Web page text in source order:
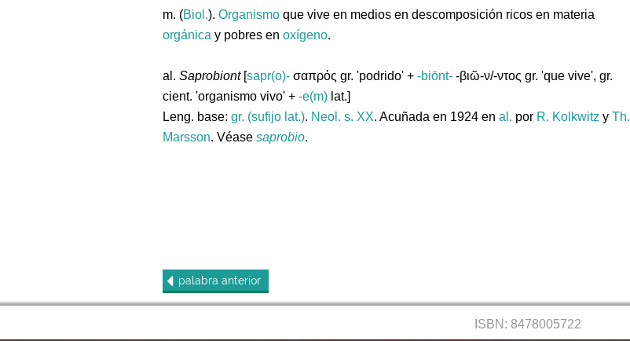
m. (Biol.). Organismo que vive en medios en descomposición ricos en materia
orgánica y pobres en oxígeno.
al. Saprobiont[sapr(o)- σαπρός gr. 'podrido' + -biōnt- -βιῶ-ν/-ντος gr. 'que vive', gr.
cient. 'organismo vivo' + -e(m) lat.]
Leng. base: gr. (sufijo lat.). Neol. s. XX. Acuñada en 1924 en al. por R. Kolkwitz y Th.
Marsson. Véase saprobio.
palabra anterior
ISBN: 8478005722